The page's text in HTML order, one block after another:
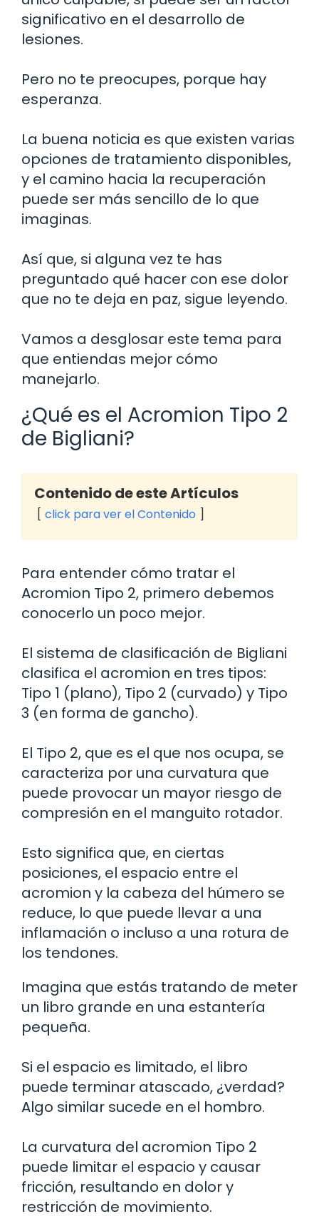
significativo en el desarrollo de
lesiones.
Pero no te preocupes, porque hay
esperanza.
La buena noticia es que existen varias
opciones de tratamiento disponibles,
y el camino hacia la recuperación
puede ser más sencillo de lo que
imaginas.
Así que, si alguna vez te has
preguntado qué hacer con ese dolor
que no te deja en paz, sigue leyendo.
Vamos a desglosar este tema para
que entiendas mejor cómo
manejarlo.
¿Qué es el Acromion Tipo 2
de Bigliani?
Contenido de este Artículos
click para ver el Contenido
Para entender cómo tratar el
Acromion Tipo 2, primero debemos
conocerlo un poco mejor.
El sistema de clasificación de Bigliani
clasifica el acromion en tres tipos:
Tipo 1 (plano), Tipo 2 (curvado) y Tipo
3 (en forma de gancho).
El Tipo 2, que es el que nos ocupa, se
caracteriza por una curvatura que
puede provocar un mayor riesgo de
compresión en el manguito rotador.
Esto significa que, en ciertas
posiciones, el espacio entre el
acromion y la cabeza del húmero se
reduce, lo que puede llevar a una
inflamación o incluso a una rotura de
los tendones.
Imagina que estás tratando de meter
un libro grande en una estantería
pequeña.
Si el espacio es limitado, el libro
puede terminar atascado, ¿verdad?
Algo similar sucede en el hombro.
La curvatura del acromion Tipo 2
puede limitar el espacio y causar
fricción, resultando en dolor y
restricción de movimiento.